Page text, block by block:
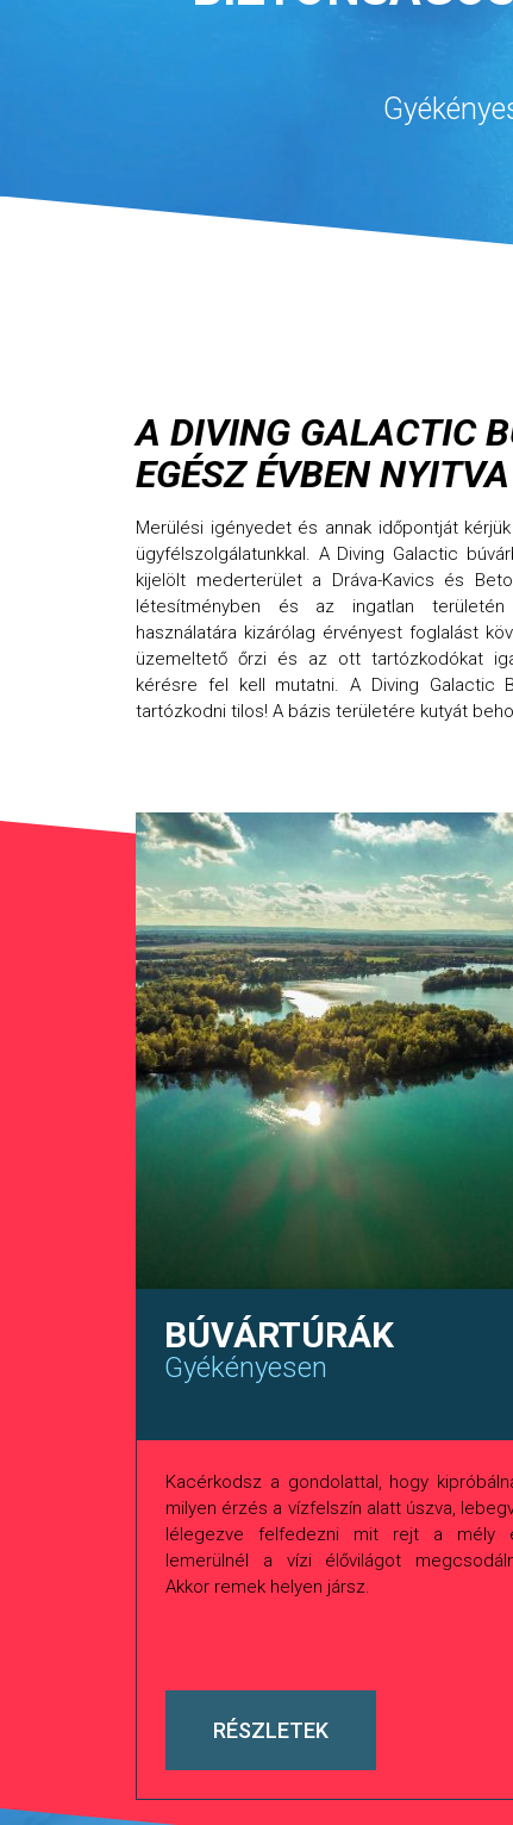
A DIVING GALACTIC
EGÉSZ ÉVBEN
Merülési igényedet és annak időpontját
ügyfélszolgálatunkkal. A Diving Galactic
kijelölt mederterület a Dráva-Kavics és
létesítményben és az ingatlan
használatára kizárólag érvényest foglalást
üzemeltető őrzi és az ott tartózkodókat
kérésre fel kell mutatni. A Diving Galactic
tartózkodni tilos! A bázis területére kutyát
BÚVÁRTÚRÁK
Gyékényesen
Kacérkodsz a gondolattal, hogy
milyen érzés a vízfelszín alatt úszva,
lélegezve felfedezni mit rejt a mély
lemerülnél a vízi élővilágot
Akkor remek helyen jársz.
RÉSZLETEK